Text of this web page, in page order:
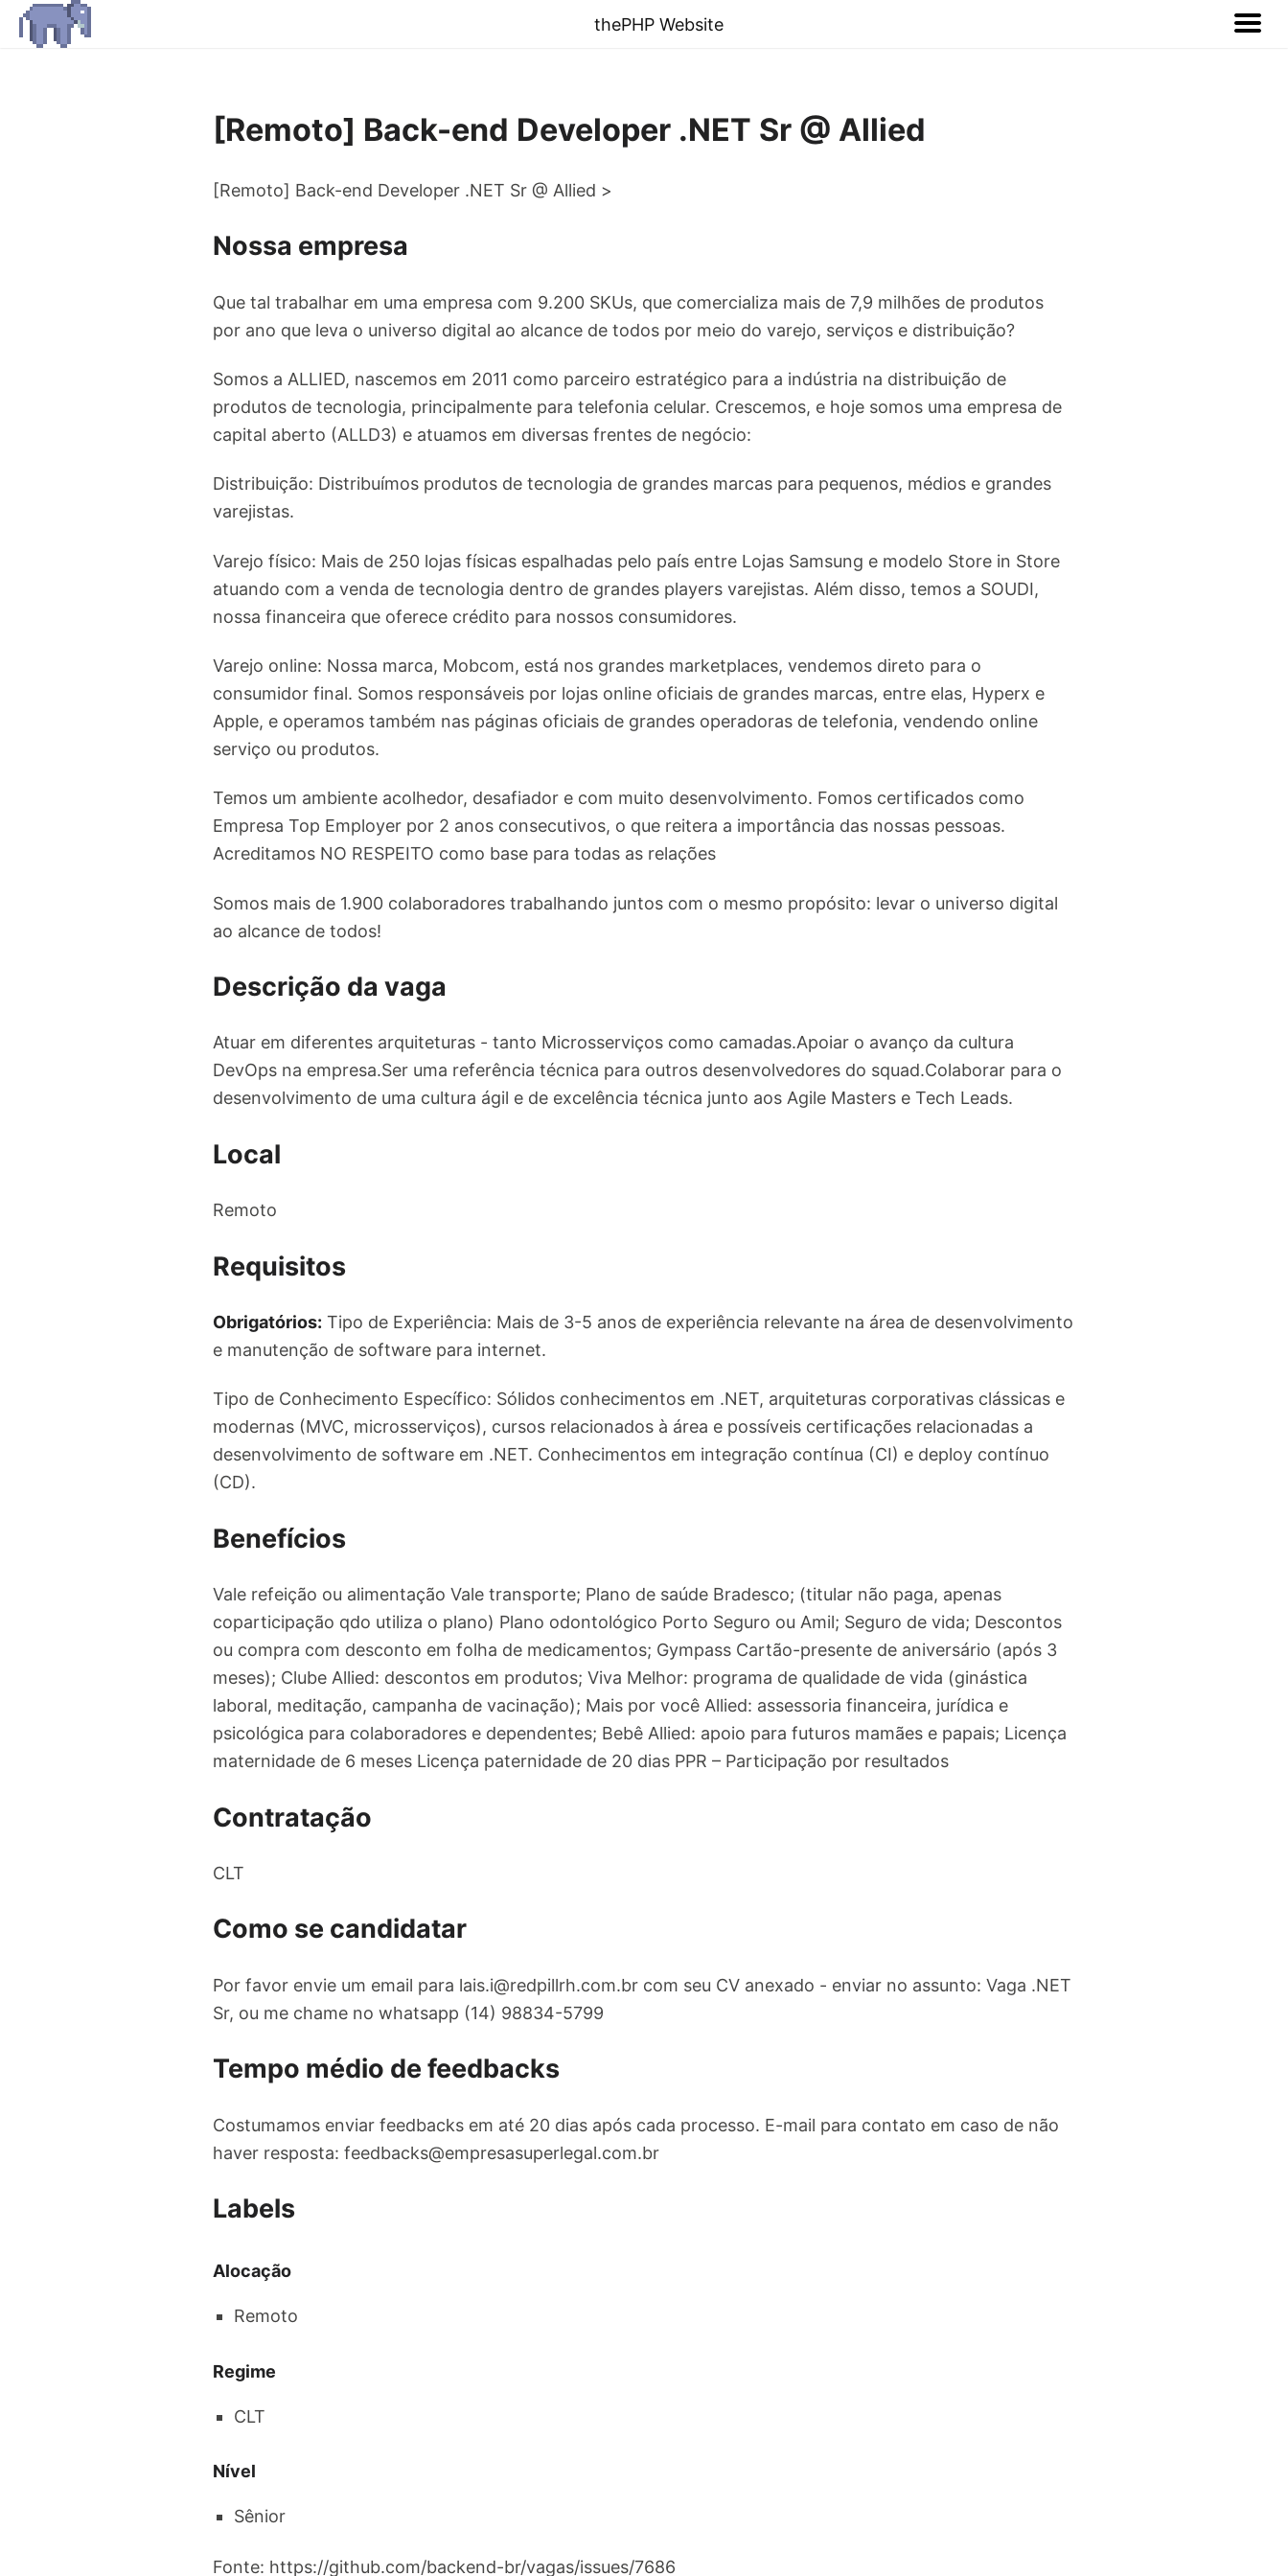
thePHP Website
[Remoto] Back-end Developer .NET Sr @ Allied
[Remoto] Back-end Developer .NET Sr @ Allied >
Nossa empresa
Que tal trabalhar em uma empresa com 9.200 SKUs, que comercializa mais de 7,9 milhões de produtos
por ano que leva o universo digital ao alcance de todos por meio do varejo, serviços e distribuição?
Somos a ALLIED, nascemos em 2011 como parceiro estratégico para a indústria na distribuição de
produtos de tecnologia, principalmente para telefonia celular. Crescemos, e hoje somos uma empresa de
capital aberto (ALLD3) e atuamos em diversas frentes de negócio:
Distribuição: Distribuímos produtos de tecnologia de grandes marcas para pequenos, médios e grandes
varejistas.
Varejo físico: Mais de 250 lojas físicas espalhadas pelo país entre Lojas Samsung e modelo Store in Store
atuando com a venda de tecnologia dentro de grandes players varejistas. Além disso, temos a SOUDI,
nossa financeira que oferece crédito para nossos consumidores.
Varejo online: Nossa marca, Mobcom, está nos grandes marketplaces, vendemos direto para o
consumidor final. Somos responsáveis por lojas online oficiais de grandes marcas, entre elas, Hyperx e
Apple, e operamos também nas páginas oficiais de grandes operadoras de telefonia, vendendo online
serviço ou produtos.
Temos um ambiente acolhedor, desafiador e com muito desenvolvimento. Fomos certificados como
Empresa Top Employer por 2 anos consecutivos, o que reitera a importância das nossas pessoas.
Acreditamos NO RESPEITO como base para todas as relações
Somos mais de 1.900 colaboradores trabalhando juntos com o mesmo propósito: levar o universo digital
ao alcance de todos!
Descrição da vaga
Atuar em diferentes arquiteturas - tanto Microsserviços como camadas.Apoiar o avanço da cultura
DevOps na empresa.Ser uma referência técnica para outros desenvolvedores do squad.Colaborar para o
desenvolvimento de uma cultura ágil e de excelência técnica junto aos Agile Masters e Tech Leads.
Local
Remoto
Requisitos
Obrigatórios: Tipo de Experiência: Mais de 3-5 anos de experiência relevante na área de desenvolvimento
e manutenção de software para internet.
Tipo de Conhecimento Específico: Sólidos conhecimentos em .NET, arquiteturas corporativas clássicas e
modernas (MVC, microsserviços), cursos relacionados à área e possíveis certificações relacionadas a
desenvolvimento de software em .NET. Conhecimentos em integração contínua (CI) e deploy contínuo
(CD).
Benefícios
Vale refeição ou alimentação Vale transporte; Plano de saúde Bradesco; (titular não paga, apenas
coparticipação qdo utiliza o plano) Plano odontológico Porto Seguro ou Amil; Seguro de vida; Descontos
ou compra com desconto em folha de medicamentos; Gympass Cartão-presente de aniversário (após 3
meses); Clube Allied: descontos em produtos; Viva Melhor: programa de qualidade de vida (ginástica
laboral, meditação, campanha de vacinação); Mais por você Allied: assessoria financeira, jurídica e
psicológica para colaboradores e dependentes; Bebê Allied: apoio para futuros mamães e papais; Licença
maternidade de 6 meses Licença paternidade de 20 dias PPR – Participação por resultados
Contratação
CLT
Como se candidatar
Por favor envie um email para lais.i@redpillrh.com.br com seu CV anexado - enviar no assunto: Vaga .NET
Sr, ou me chame no whatsapp (14) 98834-5799
Tempo médio de feedbacks
Costumamos enviar feedbacks em até 20 dias após cada processo. E-mail para contato em caso de não
haver resposta: feedbacks@empresasuperlegal.com.br
Labels
Alocação
Remoto
Regime
CLT
Nível
Sênior
Fonte: https://github.com/backend-br/vagas/issues/7686